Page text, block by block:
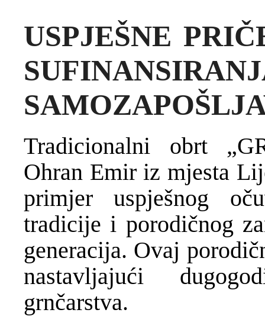
USPJEŠNE
Tradicionalni obrt
Ohran Emir iz mjesta
primjer uspješnog
tradicije i porodičnog
generacija. Ovaj
nastavljajući
grnčarstva.